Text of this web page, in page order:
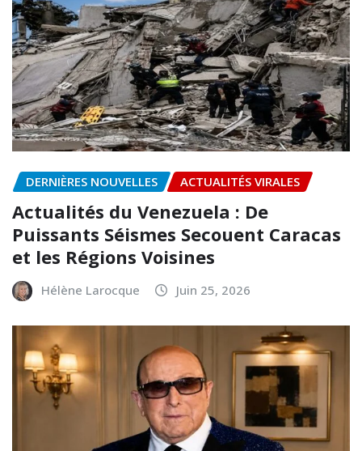
DERNIÈRES NOUVELLES ACTUALITÉS VIRALES
Actualités du Venezuela : De
Puissants Séismes Secouent Caracas
et les Régions Voisines
Hélène Larocque Juin 25, 2026